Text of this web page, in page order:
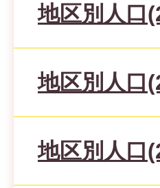
地区別人口
地区別人口
地区別人口